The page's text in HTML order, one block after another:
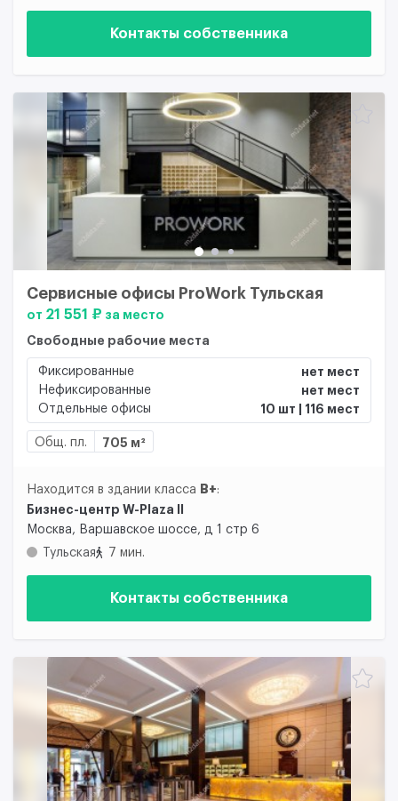
Контакты собственника
Сервисные офисы ProWork Тульская
от 21 551 ₽ за место
Свободные рабочие места
Фиксированные
нет мест
Нефиксированные
нет мест
Отдельные офисы
10 шт | 116 мест
Общ. пл. 705 м²
Находится в здании класса B+:
Бизнес-центр W-Plaza II
Москва, Варшавское шоссе, д 1 стр 6
Тульская
7 мин.
Контакты собственника